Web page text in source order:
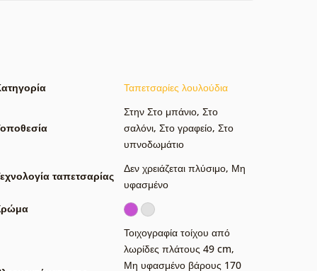
Ταπετσαρίες λουλούδια
Στην Στο μπάνιο, Στο
σαλόνι, Στο γραφείο, Στο
υπνοδωμάτιο
ταπετσαρίας
Δεν χρειάζεται πλύσιμο, Μη
υφασμένο
Τοιχογραφία τοίχου από
λωρίδες πλάτους 49 cm,
Μη υφασμένο βάρους 170